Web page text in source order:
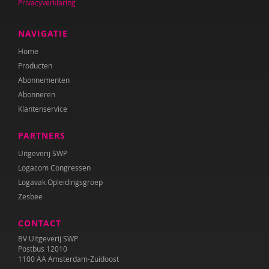
Sebastiaan Baauw
Carolina Bakker
Ina Bakker
Pieter Paul Bakker
Ana del Barrio Saiz
Rina Bartels
Zeina Bassa
Daniëlla Bastin
Privacyverklaring
NAVIGATIE
Home
Producten
Abonnementen
Abonneren
Klantenservice
PARTNERS
Uitgeverij SWP
Logacom Congressen
Logavak Opleidingsgroep
Zesbee
CONTACT
BV Uitgeverij SWP
Postbus 12010
1100 AA Amsterdam-Zuidoost